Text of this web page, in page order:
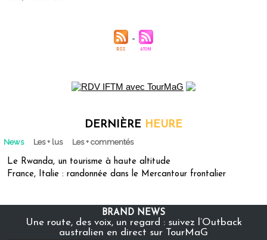
DERNIÈRE HEURE
News Les + lus Les + commentés
Le Rwanda, un tourisme à haute altitude
France, Italie : randonnée dans le Mercantour frontalier
BRAND NEWS
Une route, des voix, un regard : suivez l’Outback
australien en direct sur TourMaG